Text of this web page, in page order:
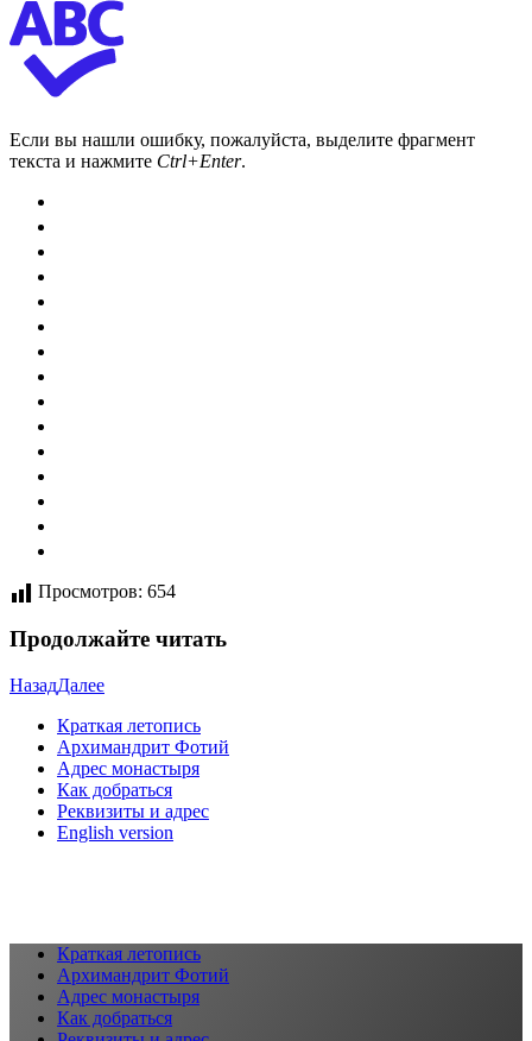
Если вы нашли ошибку, пожалуйста, выделите фрагмент
текста и нажмите Ctrl+Enter.
Просмотров: 654
Продолжайте читать
НазадДалее
Краткая летопись
Архимандрит Фотий
Адрес монастыря
Как добраться
Реквизиты и адрес
English version
Краткая летопись
Архимандрит Фотий
Адрес монастыря
Как добраться